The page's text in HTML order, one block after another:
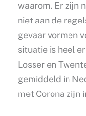
waarom. Er zijn
niet aan de
gevaar vormen
situatie is heel
Losser en
gemiddeld in
met Corona zijn